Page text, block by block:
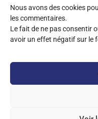
Nous avons des cookies
les commentaires.
Le fait de ne pas consentir
avoir un effet négatif sur le
Site